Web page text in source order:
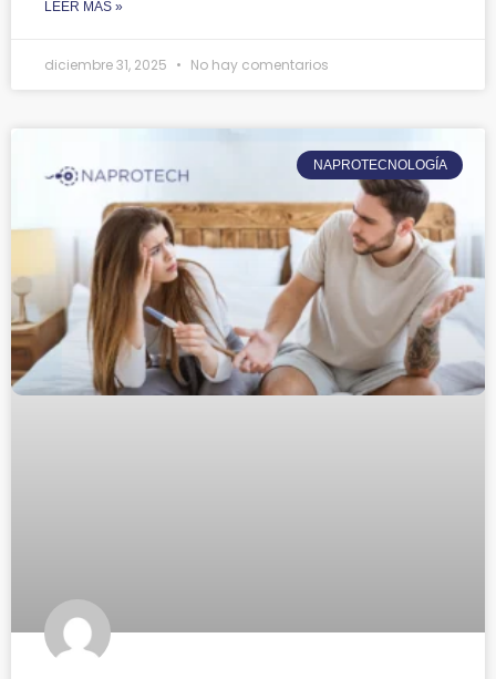
LEER MÁS »
diciembre 31, 2025 No hay comentarios
NAPROTECNOLOGÍA